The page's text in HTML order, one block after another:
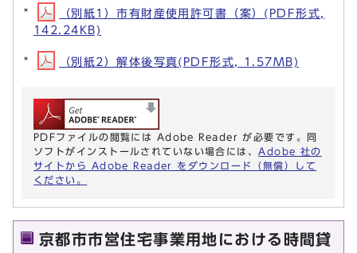
（別紙1）市有財産使用許可書（案）(PDF形式,
142.24KB)
（別紙2）解体後写真(PDF形式, 1.57MB)
PDFファイルの閲覧には Adobe Reader が必要です。同
ソフトがインストールされていない場合には、 Adobe 社の
サイトから Adobe Reader をダウンロード（無償）して
ください。
京都市市営住宅事業用地における時間貸